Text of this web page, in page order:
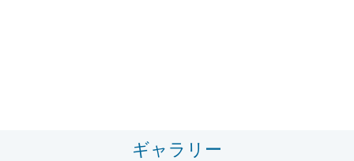
ギャラリー